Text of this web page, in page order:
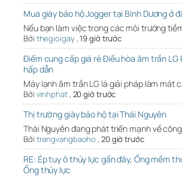
Mua giày bảo hộ Jogger tại Bình Dương ở
Nếu bạn làm việc trong các môi trường
Bởi thegioigay,19 giờ trước
Điểm cung cấp giá rẻ Điều hòa âm trần LG
hấp dẫn
Máy lạnh âm trần LG là giải pháp làm mát
Bởi vinhphat, 20 giờ trước
Thị trường giày bảo hộ tại Thái Nguyên
Thái Nguyên đang phát triển mạnh về
Bởi trangvangbaoho , 20 giờ trước
RE: Ép tuy ô thủy lực gần đây, Ống mềm
Ống thủy lực